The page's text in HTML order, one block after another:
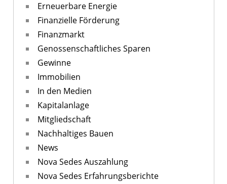
Erneuerbare Energie
Finanzielle Förderung
Finanzmarkt
Genossenschaftliches Sparen
Gewinne
Immobilien
In den Medien
Kapitalanlage
Mitgliedschaft
Nachhaltiges Bauen
News
Nova Sedes Auszahlung
Nova Sedes Erfahrungsberichte